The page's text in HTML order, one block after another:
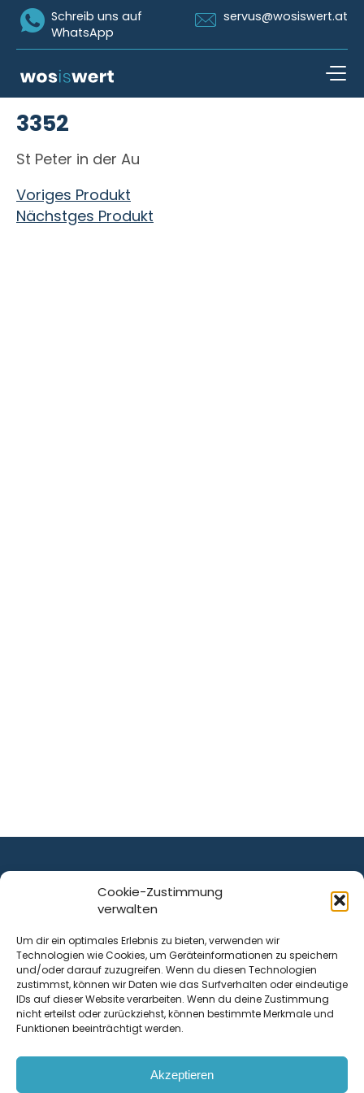
Cookie-Zustimmung
verwalten
Um dir ein optimales Erlebnis zu bieten, verwenden wir
Technologien wie Cookies, um Geräteinformationen zu speichern
und/oder darauf zuzugreifen. Wenn du diesen Technologien
zustimmst, können wir Daten wie das Surfverhalten oder eindeutige
IDs auf dieser Website verarbeiten. Wenn du deine Zustimmung
nicht erteilst oder zurückziehst, können bestimmte Merkmale und
Funktionen beeinträchtigt werden.
Akzeptieren
Icon Whatsapp
Schreib uns auf
WhatsApp
Icon Email
servus@wosiswert.at
3352
St Peter in der Au
Beitragsnavigation
Voriges Produkt
Nächstges Produkt
ist ein Service von
Krenn Real GmbH
Tischlerstraße 12
4050Traun| Österreich
Kontakt